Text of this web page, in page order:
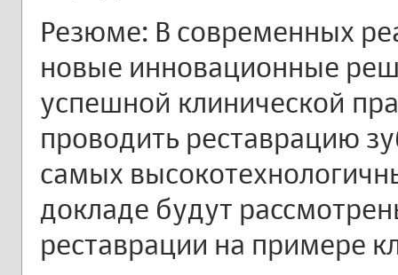
Резюме: В современных
новые инновационные
успешной клинической
проводить реставрацию
самых
докладе будут
реставрации на примере